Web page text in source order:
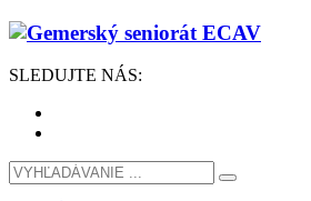
SLEDUJTE NÁS: